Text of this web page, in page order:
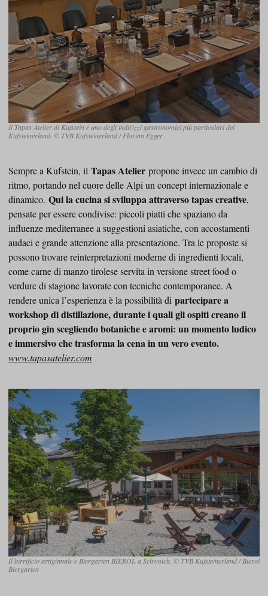
Il Tapas Atelier di Kufstein è uno degli indirizzi gastronomici più particolari del
Kufsteinerland. © TVB Kufsteinerland / Florian Egger
Sempre a Kufstein, il Tapas Atelier propone invece un cambio di
ritmo, portando nel cuore delle Alpi un concept internazionale e
dinamico. Qui la cucina si sviluppa attraverso tapas creative,
pensate per essere condivise: piccoli piatti che spaziano da
influenze mediterranee a suggestioni asiatiche, con accostamenti
audaci e grande attenzione alla presentazione. Tra le proposte si
possono trovare reinterpretazioni moderne di ingredienti locali,
come carne di manzo tirolese servita in versione street food o
verdure di stagione lavorate con tecniche contemporanee. A
rendere unica l’esperienza è la possibilità di partecipare a
workshop di distillazione, durante i quali gli ospiti creano il
proprio gin scegliendo botaniche e aromi: un momento ludico
e immersivo che trasforma la cena in un vero evento.
www.tapasatelier.com
Il birrificio artigianale e Biergarten BIEROL a Schwoich. © TVB Kufsteinerland / Bierol
Biergarten